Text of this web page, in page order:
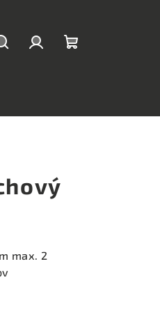
max. 2